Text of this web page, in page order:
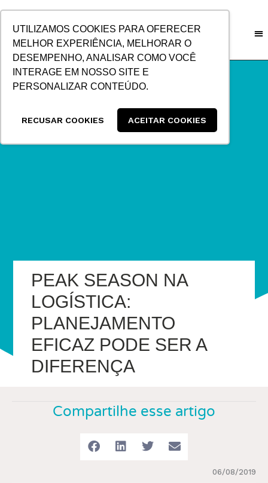
UTILIZAMOS COOKIES PARA OFERECER
MELHOR EXPERIÊNCIA, MELHORAR O
DESEMPENHO, ANALISAR COMO VOCÊ
INTERAGE EM NOSSO SITE E
PERSONALIZAR CONTEÚDO.
RECUSAR COOKIES ACEITAR COOKIES
CONTEÚDO
PEAK SEASON NA
LOGÍSTICA:
PLANEJAMENTO
EFICAZ PODE SER A
DIFERENÇA
Compartilhe esse artigo
06/08/2019